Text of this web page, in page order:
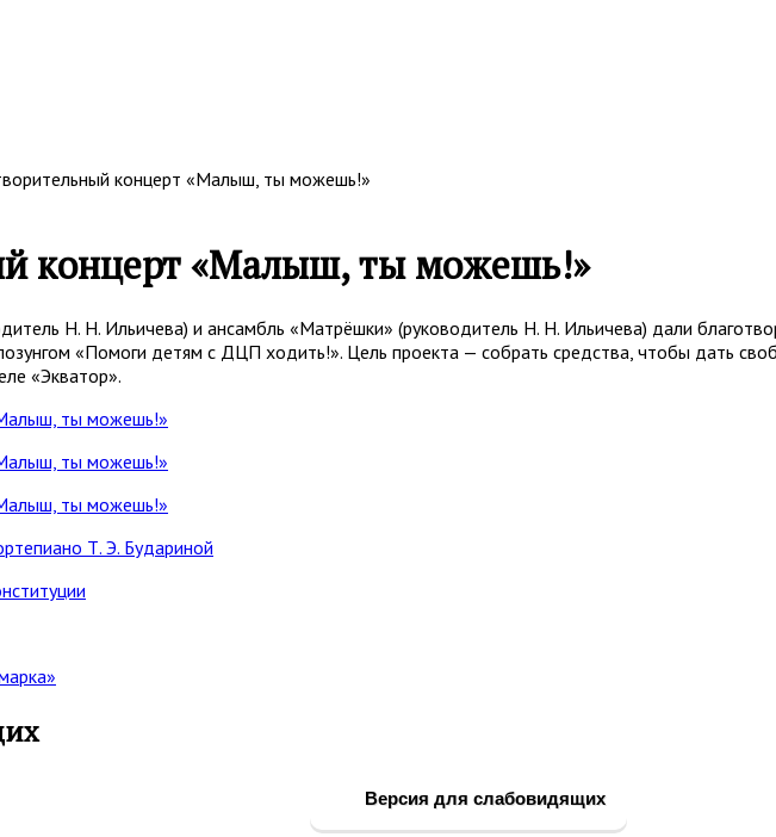
концерт «Малыш, ты можешь!»
концерт «Малыш, ты можешь!»
Н. Н. Ильичева) и ансамбль «Матрёшки» (руководитель Н. Н. Ильичева) дали
«Помоги детям с ДЦП ходить!». Цель проекта — собрать средства, чтобы дать
«Экватор».
Т. Э. Будариной
Версия для слабовидящих